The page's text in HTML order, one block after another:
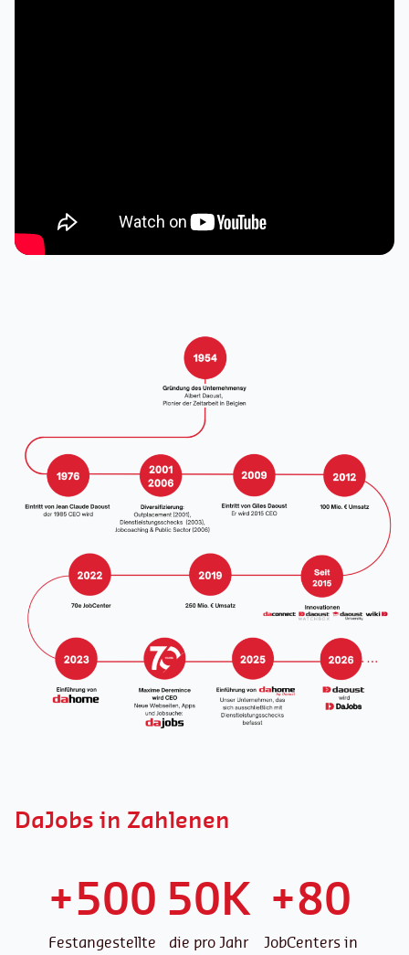
DaJobs in Zahlenen
+500
Festangestellte
50K
die pro Jahr
+80
JobCenters in